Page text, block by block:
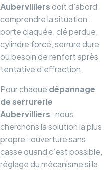
Aubervilliersdoit d’abord
comprendre la situation :
porte claquée, clé perdue,
cylindre forcé, serrure dure
ou besoin de renfort après
tentative d’effraction.
Pour chaque dépannage
de serrurerie
Aubervilliers , nous
cherchons la solution la plus
propre : ouverture sans
casse quand c’est possible,
réglage du mécanisme si la